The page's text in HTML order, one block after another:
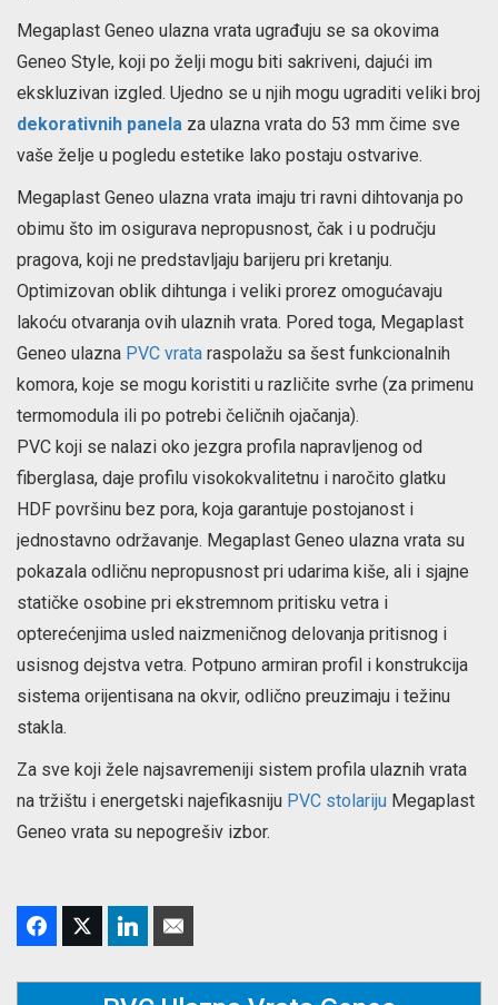
Megaplast Geneo ulazna vrata ugrađuju se sa okovima
Geneo Style, koji po želji mogu biti sakriveni, dajući im
ekskluzivan izgled. Ujedno se u njih mogu ugraditi veliki broj
dekorativnih panela za ulazna vrata do 53 mm čime sve
vaše želje u pogledu estetike lako postaju ostvarive.
Megaplast Geneo ulazna vrata imaju tri ravni dihtovanja po
obimu što im osigurava nepropusnost, čak i u području
pragova, koji ne predstavljaju barijeru pri kretanju.
Optimizovan oblik dihtunga i veliki prorez omogućavaju
lakoću otvaranja ovih ulaznih vrata. Pored toga, Megaplast
Geneo ulazna PVC vrata raspolažu sa šest funkcionalnih
komora, koje se mogu koristiti u različite svrhe (za primenu
termomodula ili po potrebi čeličnih ojačanja).
PVC koji se nalazi oko jezgra profila napravljenog od
fiberglasa, daje profilu visokokvalitetnu i naročito glatku
HDF površinu bez pora, koja garantuje postojanost i
jednostavno održavanje. Megaplast Geneo ulazna vrata su
pokazala odličnu nepropusnost pri udarima kiše, ali i sjajne
statičke osobine pri ekstremnom pritisku vetra i
opterećenjima usled naizmeničnog delovanja pritisnog i
usisnog dejstva vetra. Potpuno armiran profil i konstrukcija
sistema orijentisana na okvir, odlično preuzimaju i težinu
stakla.
Za sve koji žele najsavremeniji sistem profila ulaznih vrata
na tržištu i energetski najefikasniju PVC stolariju Megaplast
Geneo vrata su nepogrešiv izbor.